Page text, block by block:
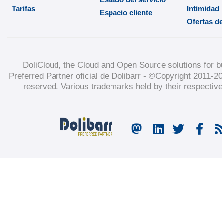
Tarifas
Espacio cliente
Intimidad
Ofertas
DoliCloud, the Cloud and Open Source solutions for
Preferred Partner oficial de Dolibarr - ©Copyright 2011-
reserved. Various trademarks held by their